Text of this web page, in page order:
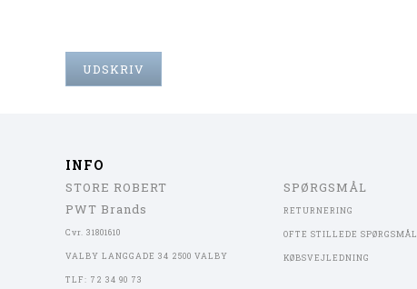
UDSKRIV
INFO
STORE ROBERT
PWT Brands
Cvr. 31801610
VALBY LANGGADE 34 2500 VALBY
TLF: 72 34 90 73
SPØRGSMÅL
RETURNERING
OFTE STILLEDE SPØRGSMÅL
KØBSVEJLEDNING